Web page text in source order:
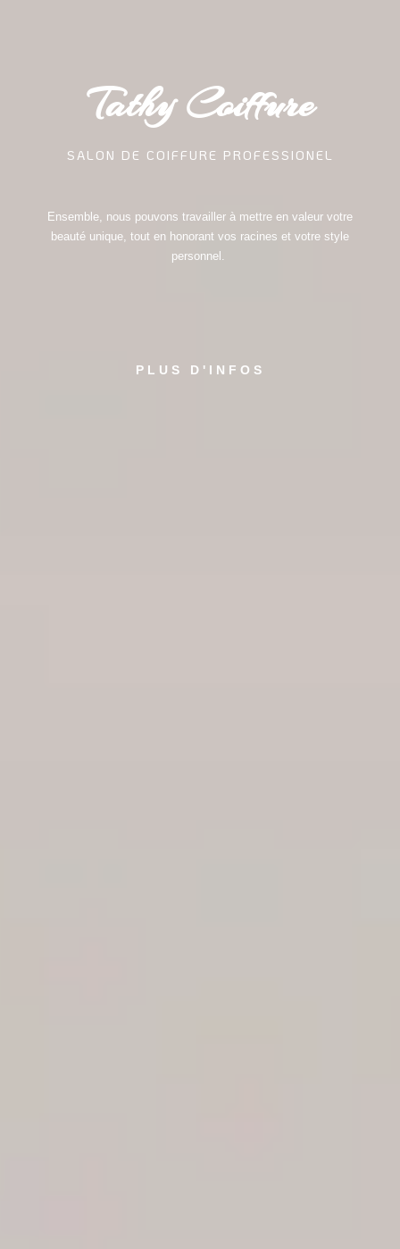
Tathy Coiffure
SALON DE COIFFURE PROFESSIONEL
Ensemble, nous pouvons travailler à mettre en valeur votre
beauté unique, tout en honorant vos racines et votre style
personnel.
PLUS D'INFOS